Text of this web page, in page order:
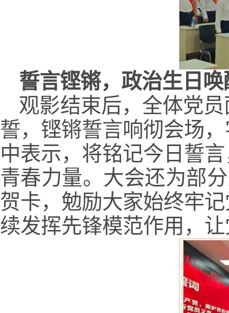
誓言铿锵，政治生日
观影结束后，全体党
誓，铿锵誓言响彻会场
中表示，将铭记今日誓
青春力量。大会还为部
贺卡，勉励大家始终牢
续发挥先锋模范作用，